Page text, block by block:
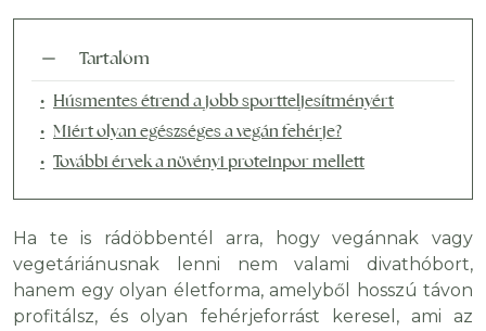
Tartalom
Húsmentes étrend a jobb sportteljesítményért
Miért olyan egészséges a vegán fehérje?
További érvek a növényi proteinpor mellett
Ha te is rádöbbentél arra, hogy vegánnak vagy
vegetáriánusnak lenni nem valami divathóbort,
hanem egy olyan életforma, amelyből hosszú távon
profitálsz, és olyan fehérjeforrást keresel, ami az